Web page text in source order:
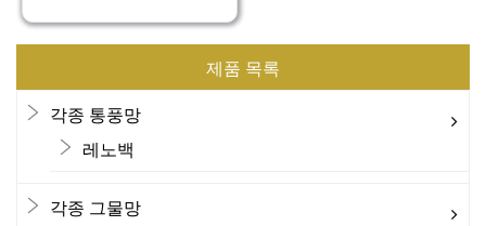
제품 목록
각종 통풍망
레노백
각종 그물망